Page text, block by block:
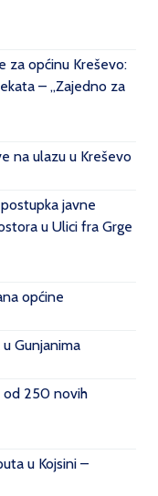
za općinu Kreševo:
– „Zajedno za
na ulazu u Kreševo
javne
u Ulici fra Grge
općine
Gunjanima
od 250 novih
u Kojsini –